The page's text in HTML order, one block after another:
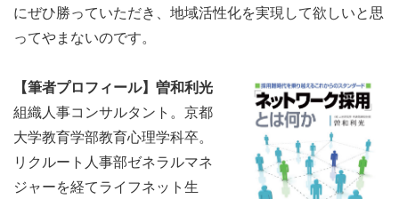
にぜひ勝っていただき、地域活性化を実現して欲しいと思
ってやまないのです。
【筆者プロフィール】曽和利光
組織人事コンサルタント。京都
大学教育学部教育心理学科卒。
リクルート人事部ゼネラルマネ
ジャーを経てライフネット生